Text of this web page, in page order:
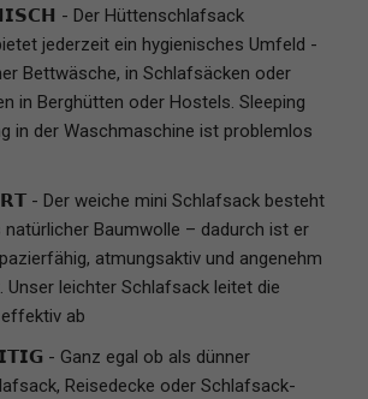
- Der Hüttenschlafsack
jederzeit ein hygienisches Umfeld -
Bettwäsche, in Schlafsäcken oder
in Berghütten oder Hostels. Sleeping
in der Waschmaschine ist problemlos
- Der weiche mini Schlafsack besteht
natürlicher Baumwolle – dadurch ist er
atmungsaktiv und angenehm
Unser leichter Schlafsack leitet die
ab
- Ganz egal ob als dünner
Reisedecke oder Schlafsack-